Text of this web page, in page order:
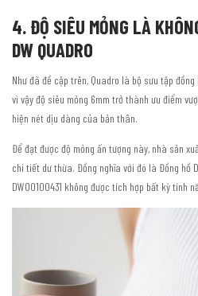
4. ĐỘ SIÊU MỎNG LÀ
DW QUADRO
Như đã đề cập trên, Quadro là bộ sưu tập
vì vậy độ siêu mỏng 6mm trở thành ưu điểm
hiện nét dịu dàng của bản thân.
Để đạt được độ mỏng ấn tượng này, nhà sản
chi tiết dư thừa. Đồng nghĩa với đó là Đồng hồ
DW00100431 không được tích hợp bất kỳ tính